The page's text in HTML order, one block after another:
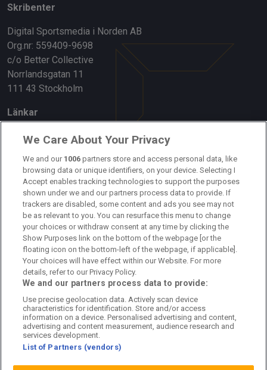
Skribenter
Digital Sportsmedia i Norden AB
Org.nr: 559409-9698
c/o Better Collective
Norrlandsgatan 11
111 43 Stockholm
Länkar
Om oss
Kontakta oss
Kundtjänst
Sponsor: Rekatochklart
Annonsera på Fotbolldirekt
Redaktionell policy
Personuppgiftspolicy
Cookiepolicy
Arkiv
We Care About Your Privacy
We and our 1006 partners store and access personal data, like
browsing data or unique identifiers, on your device. Selecting I
Accept enables tracking technologies to support the purposes
shown under we and our partners process data to provide. If
trackers are disabled, some content and ads you see may not
be as relevant to you. You can resurface this menu to change
your choices or withdraw consent at any time by clicking the
Show Purposes link on the bottom of the webpage [or the
floating icon on the bottom-left of the webpage, if applicable].
Your choices will have effect within our Website. For more
details, refer to our Privacy Policy.
We and our partners process data to provide:
Use precise geolocation data. Actively scan device
characteristics for identification. Store and/or access
information on a device. Personalised advertising and content,
advertising and content measurement, audience research and
services development.
List of Partners (vendors)